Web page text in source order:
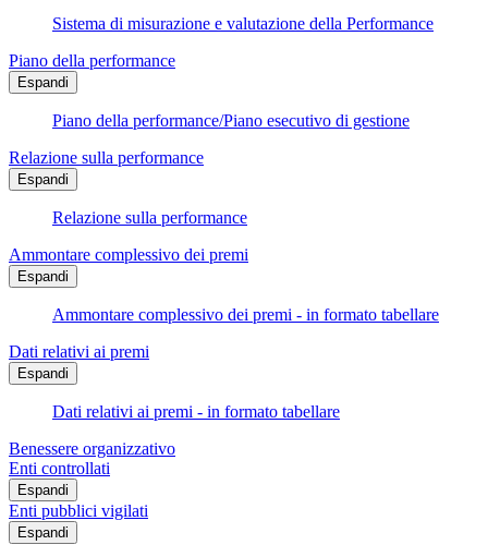
Sistema di misurazione e valutazione della Performance
Piano della performance
Espandi
Piano della performance/Piano esecutivo di gestione
Relazione sulla performance
Espandi
Relazione sulla performance
Ammontare complessivo dei premi
Espandi
Ammontare complessivo dei premi - in formato tabellare
Dati relativi ai premi
Espandi
Dati relativi ai premi - in formato tabellare
Benessere organizzativo
Enti controllati
Espandi
Enti pubblici vigilati
Espandi